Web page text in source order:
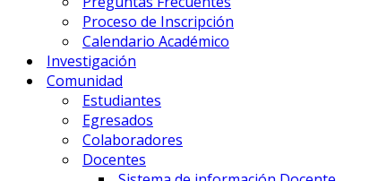
Innovación y Economía de
Marketing Integral y
Preuniversitario
Proceso de Inscripción
Calendario Académico
Investigación
Comunidad
Estudiantes
Egresados
Colaboradores
Docentes